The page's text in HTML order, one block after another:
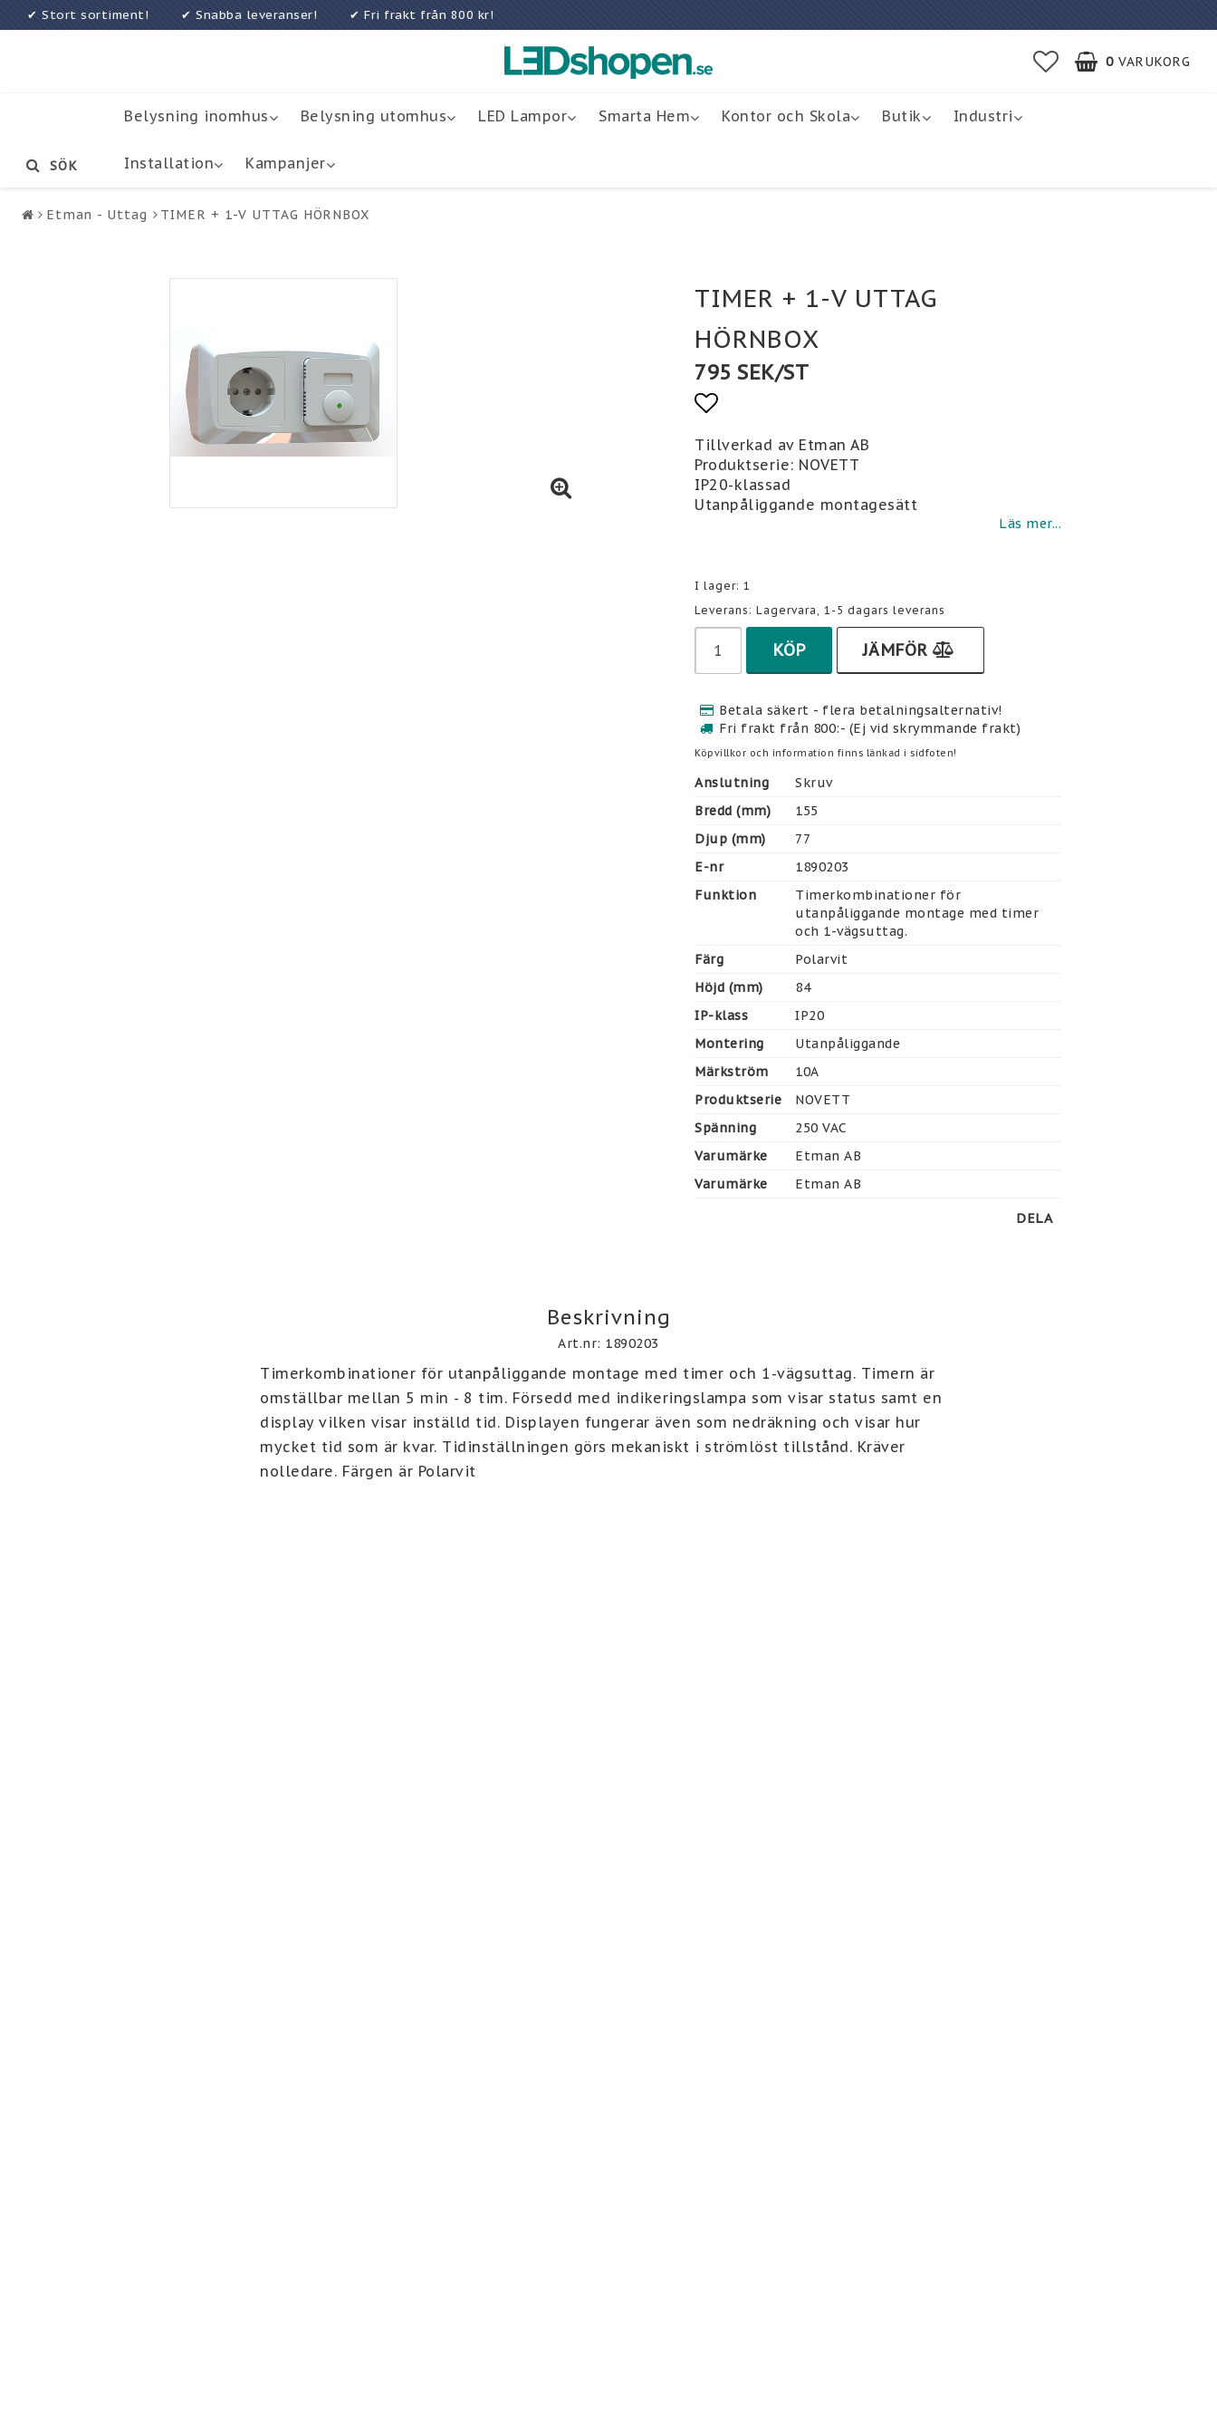
✔ Stort sortiment! ✔ Snabba leveranser! ✔ Fri frakt från 800 kr!
0 VARUKORG
Belysning inomhus Belysning utomhus LED Lampor Smarta Hem Kontor och Skola Butik Industri
Installation Kampanjer
SÖK
Etman - Uttag TIMER + 1-V UTTAG HÖRNBOX
TIMER + 1-V UTTAG
HÖRNBOX
795 SEK/ST
Lägg till i favoritlistan
Tillverkad av Etman AB
Produktserie: NOVETT
IP20-klassad
Utanpåliggande montagesätt
Läs mer...
I lager: 1
Leverans: Lagervara, 1-5 dagars leverans
KÖP JÄMFÖR
Betala säkert - flera betalningsalternativ!
Fri frakt från 800:- (Ej vid skrymmande frakt)
Köpvillkor och information finns länkad i sidfoten!
Anslutning
Skruv
Bredd (mm)
155
Djup (mm)
77
E-nr
1890203
Funktion
Timerkombinationer för
utanpåliggande montage med timer
och 1-vägsuttag.
Färg
Polarvit
Höjd (mm)
84
IP-klass
IP20
Montering
Utanpåliggande
Märkström
10A
Produktserie
NOVETT
Spänning
250 VAC
Varumärke
Etman AB
Varumärke
Etman AB
DELA
Beskrivning
Art.nr: 1890203
Timerkombinationer för utanpåliggande montage med timer och 1-vägsuttag. Timern är
omställbar mellan 5 min - 8 tim. Försedd med indikeringslampa som visar status samt en
display vilken visar inställd tid. Displayen fungerar även som nedräkning och visar hur
mycket tid som är kvar. Tidinställningen görs mekaniskt i strömlöst tillstånd. Kräver
nolledare. Färgen är Polarvit